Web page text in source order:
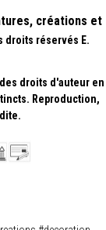
créations et
droits réservés E.
droits d'auteur en
Reproduction,